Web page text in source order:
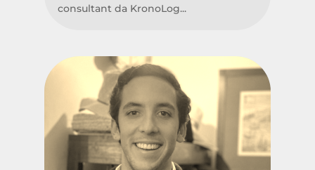
consultant da KronoLog...